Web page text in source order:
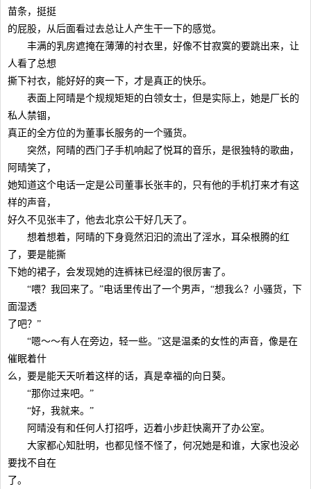
苗条，挺挺
的屁股，从后面看过去总让人产生干一下的感觉。
丰满的乳房遮掩在薄薄的衬衣里，好像不甘寂寞的要跳出来，让
人看了总想
撕下衬衣，能好好的爽一下，才是真正的快乐。
表面上阿晴是个规规矩矩的白领女士，但是实际上，她是厂长的
私人禁锢，
真正的全方位的为董事长服务的一个骚货。
突然，阿晴的西门子手机响起了悦耳的音乐，是很独特的歌曲，
阿晴笑了，
她知道这个电话一定是公司董事长张丰的，只有他的手机打来才有这
样的声音，
好久不见张丰了，他去北京公干好几天了。
想着想着，阿晴的下身竟然汩汩的流出了淫水，耳朵根腾的红
了，要是能撕
下她的裙子，会发现她的连裤袜已经湿的很厉害了。
“喂？我回来了。”电话里传出了一个男声，“想我么？小骚货，下
面湿透
了吧？”
“嗯～～有人在旁边，轻一些。”这是温柔的女性的声音，像是在
催眠着什
么，要是能天天听着这样的话，真是幸福的向日葵。
“那你过来吧。”
“好，我就来。”
阿晴没有和任何人打招呼，迈着小步赶快离开了办公室。
大家都心知肚明，也都见怪不怪了，何况她是和谁，大家也没必
要找不自在
了。